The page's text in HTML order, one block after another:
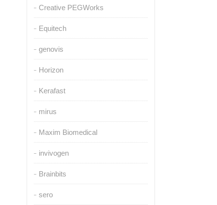
Creative PEGWorks
Equitech
genovis
Horizon
Kerafast
mirus
Maxim Biomedical
invivogen
Brainbits
sero